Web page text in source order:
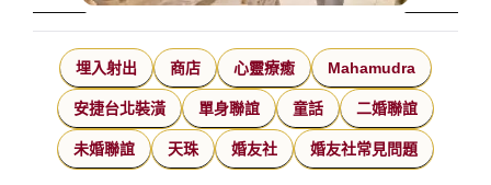
埋入射出 商店 心靈療癒 Mahamudra
安捷台北裝潢 單身聯誼 童話 二婚聯誼
未婚聯誼 天珠 婚友社 婚友社常見問題